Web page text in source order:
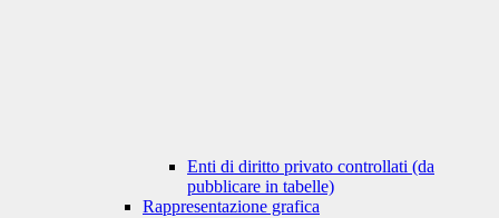
Enti di diritto privato controllati (da
pubblicare in tabelle)
Rappresentazione grafica